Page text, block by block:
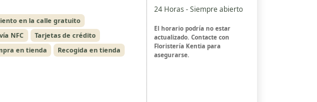
en la calle gratuito
NFC
Tarjetas de crédito
en tienda Recogida en tienda
24 Horas - Siempre abierto
El horario podría no estar
actualizado. Contacte con
Floristería Kentia para
asegurarse.